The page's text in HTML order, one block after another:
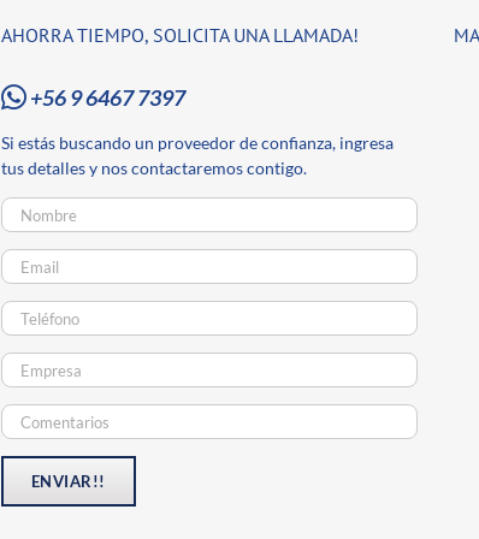
AHORRA TIEMPO, SOLICITA UNA LLAMADA!
+56 9 6467 7397
Si estás buscando un proveedor de confianza, ingresa
tus detalles y nos contactaremos contigo.